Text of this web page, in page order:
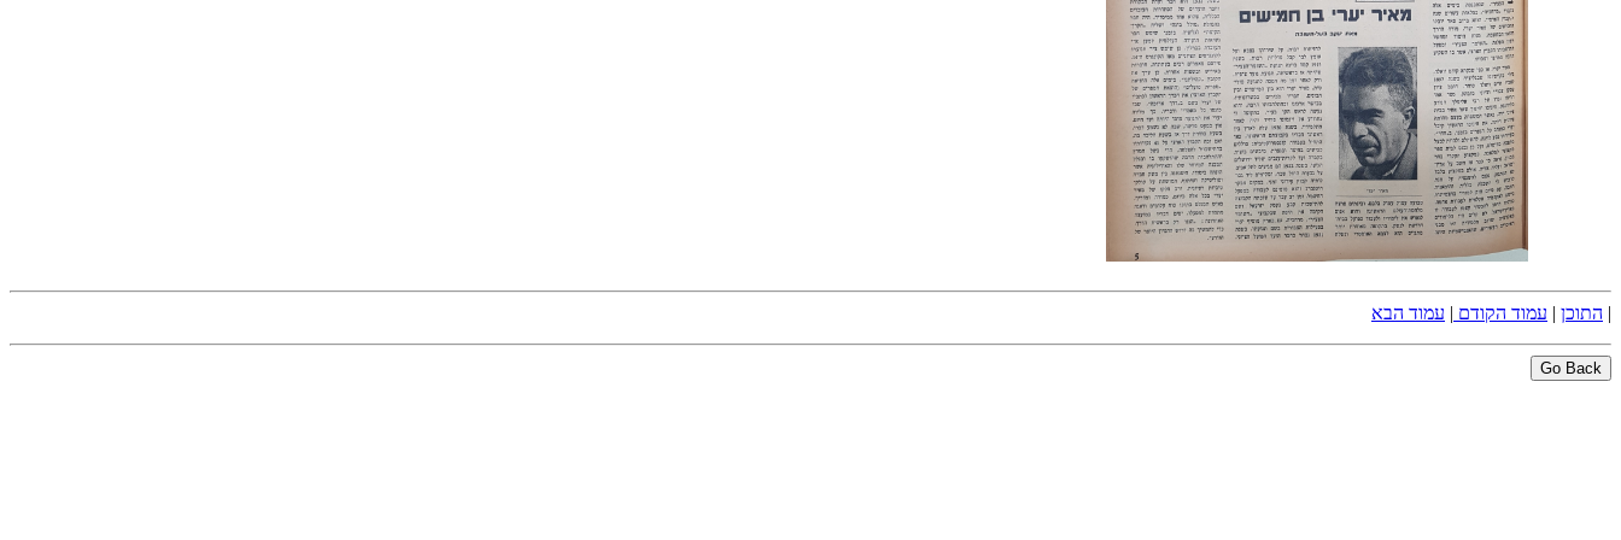
| התוכן | עמוד הקודם | עמוד הבא
Go Back